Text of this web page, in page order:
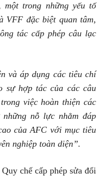
trong những yếu tố
VFF đặc biệt quan tâm,
tác cấp phép câu lạc
và áp dụng các tiêu chí
sự hợp tác của các câu
việc hoàn thiện các
nỗ lực nhằm đáp
của AFC với mục tiêu
nghiệp toàn diện”.
chế cấp phép sửa đổi